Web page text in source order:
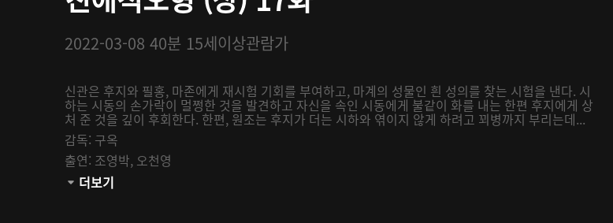
2022-03-08 40분 15세이상관람가
신관은 후지와 필홍, 마존에게 재시험 기회를 부여하고, 마계의 성물인 흰 성의를 찾는 시험을 낸다. 시
하는 시동의 손가락이 멀쩡한 것을 발견하고 자신을 속인 시동에게 불같이 화를 내는 한편 후지에게 상
처 준 것을 깊이 후회한다. 한편, 원조는 후지가 더는 시하와 엮이지 않게 하려고 꾀병까지 부리는데...
감독: 구옥
출연: 조영박, 오천영
관람등급:
더보기